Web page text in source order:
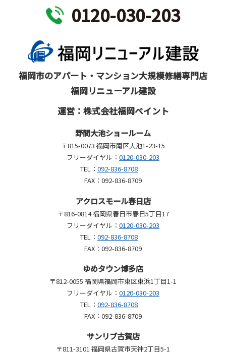
0120-030-203
福岡市のアパート・マンション大規模修繕専門店
福岡リニューアル建設
運営：株式会社福岡ペイント
野間大池ショールーム
〒815-0073 福岡市南区大池1-23-15
フリーダイヤル： 0120-030-203
TEL： 092-836-8708
FAX：092-836-8709
アクロスモール春日店
〒816-0814 福岡県春日市春日5丁目17
フリーダイヤル： 0120-030-203
TEL： 092-836-8708
FAX：092-836-8709
ゆめタウン博多店
〒812-0055 福岡県福岡市東区東浜1丁目1-1
フリーダイヤル： 0120-030-203
TEL： 092-836-8708
FAX：092-836-8709
サンリブ古賀店
〒811-3101 福岡県古賀市天神2丁目5-1